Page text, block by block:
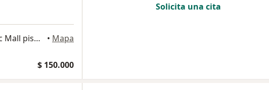
Calle 36N # 6A – 65. C.C Pacific Mall piso 12. Consul 1211, Cali • Mapa
$ 150.000
Solicita una cita